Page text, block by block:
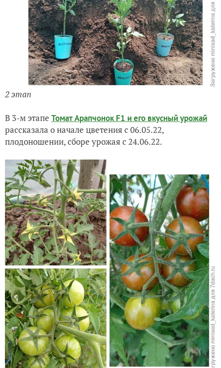
2 этап
В 3-м этапе Томат Арапчонок F1 и его вкусный урожай
рассказала о начале цветения с 06.05.22,
плодоношении, сборе урожая с 24.06.22.